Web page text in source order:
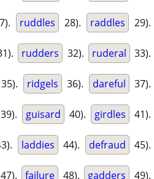
ruddles 28). raddles 29).
rudders 32). ruderal 33).
35). ridgels 36). dareful 37).
39). guisard 40). girdles 41).
laddies 44). defraud 45).
47). failure 48). gadders 49).